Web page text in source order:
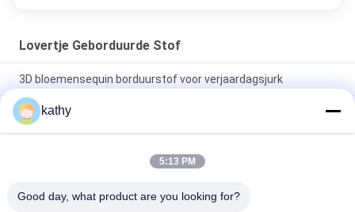
Lovertje Geborduurde Stof
3D bloemensequin borduurstof voor verjaardagsjurk
Kleurrijke vlinder van hoge kwaliteit zachte zakdoek
geborduurde stof pattern stuk verf mesh grond voor mode
jurk
Semi-scherpe bloemensequin geborduurde stof voor vrouwen
kathy
5:13 PM
Good day, what product are you looking for?